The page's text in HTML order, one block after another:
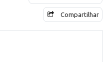
Compartilhar